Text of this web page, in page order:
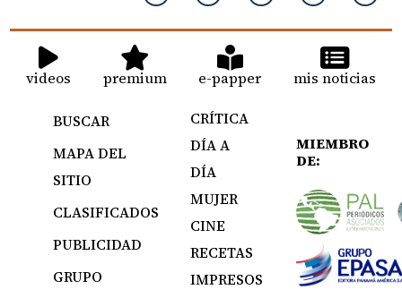
videos premium e-papper mis noticias
BUSCAR
MAPA DEL
SITIO
CLASIFICADOS
PUBLICIDAD
GRUPO
CRÍTICA
DÍA A
DÍA
MUJER
CINE
RECETAS
IMPRESOS
MIEMBRO
DE: